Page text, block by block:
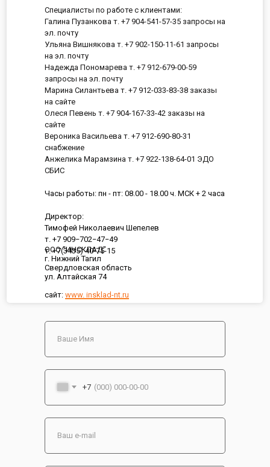
ООО "ИНСКЛАД"
г. Нижний Тагил
Свердловская область
ул. Алтайская 74
сайт: www. insklad-nt.ru
Специалисты по работе с клиентами:
Галина Пузанкова т. +7 904-541-57-35 запросы на
эл. почту
Ульяна Вишнякова т. +7 902-150-11-61 запросы
на эл. почту
Надежда Пономарева т. +7 912-679-00-59
запросы на эл. почту
Марина Силантьева т. +7 912-033-83-38 заказы
на сайте
Олеся Певень т. +7 904-167-33-42 заказы на
сайте
Вероника Васильева т. +7 912-690-80-31
снабжение
Анжелика Марамзина т. +7 922-138-64-01 ЭДО
СБИС
Часы работы: пн - пт: 08.00 - 18.00 ч. МСК + 2 часа
Директор:
Тимофей Николаевич Шепелев
т. +7 909−702−47−49
т. +7(3435) 40-75-15
+7